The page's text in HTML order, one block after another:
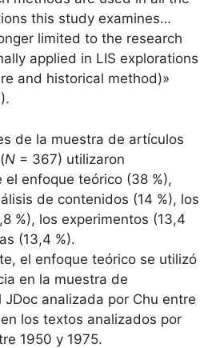
this study examines…
limited to the research
applied in LIS explorations
and historical method)»
de la muestra de artículos
N = 367) utilizaron
el enfoque teórico (38 %),
de contenidos (14 %), los
%), los experimentos (13,4
(13,4 %).
el enfoque teórico se utilizó
en la muestra de
analizada por Chu entre
los textos analizados por
1950 y 1975.